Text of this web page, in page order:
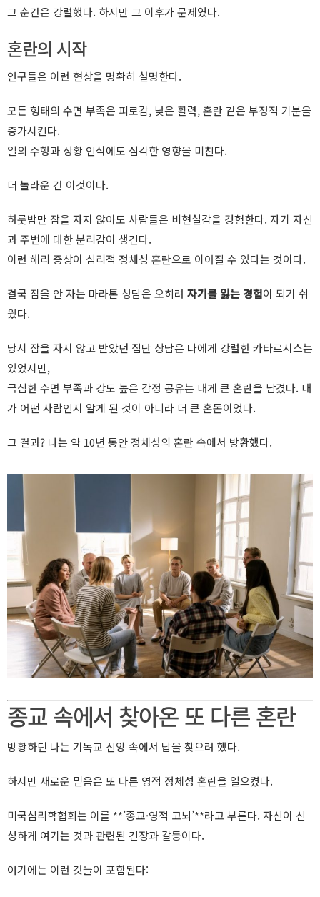
그 순간은 강렬했다. 하지만 그 이후가 문제였다.
혼란의 시작
연구들은 이런 현상을 명확히 설명한다.
모든 형태의 수면 부족은 피로감, 낮은 활력, 혼란 같은 부정적 기분을
증가시킨다.
일의 수행과 상황 인식에도 심각한 영향을 미친다.
더 놀라운 건 이것이다.
하룻밤만 잠을 자지 않아도 사람들은 비현실감을 경험한다. 자기 자신
과 주변에 대한 분리감이 생긴다.
이런 해리 증상이 심리적 정체성 혼란으로 이어질 수 있다는 것이다.
결국 잠을 안 자는 마라톤 상담은 오히려 자기를 잃는 경험이 되기 쉬
웠다.
당시 잠을 자지 않고 받았던 집단 상담은 나에게 강렬한 카타르시스는
있었지만,
극심한 수면 부족과 강도 높은 감정 공유는 내게 큰 혼란을 남겼다. 내
가 어떤 사람인지 알게 된 것이 아니라 더 큰 혼돈이었다.
그 결과? 나는 약 10년 동안 정체성의 혼란 속에서 방황했다.
종교 속에서 찾아온 또 다른 혼란
방황하던 나는 기독교 신앙 속에서 답을 찾으려 했다.
하지만 새로운 믿음은 또 다른 영적 정체성 혼란을 일으켰다.
미국심리학협회는 이를 **’종교·영적 고뇌’**라고 부른다. 자신이 신
성하게 여기는 것과 관련된 긴장과 갈등이다.
여기에는 이런 것들이 포함된다: